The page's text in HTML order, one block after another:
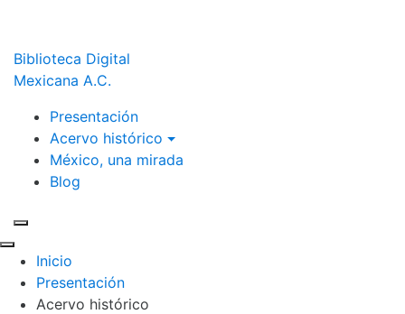
Biblioteca Digital
Mexicana A.C.
Presentación
Acervo histórico
México, una mirada
Blog
Inicio
Presentación
Acervo histórico